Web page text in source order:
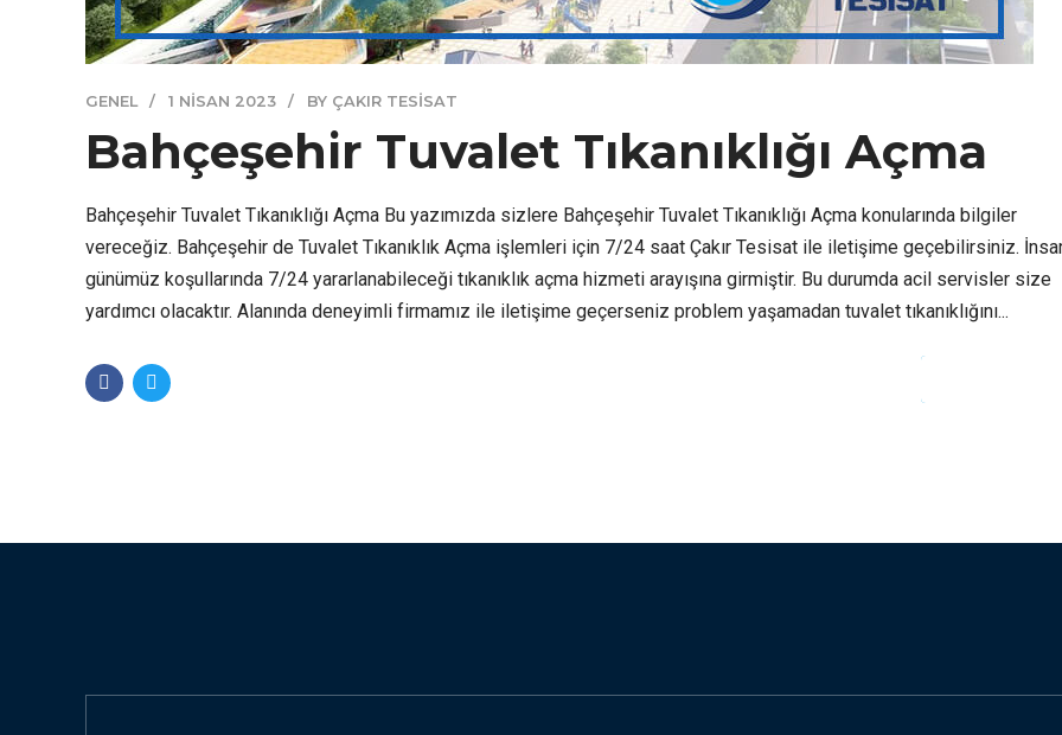
GENEL 1 NISAN 2023 BY ÇAKIR TESISAT
Bahçeşehir Tuvalet Tıkanıklığı Açma
Bahçeşehir Tuvalet Tıkanıklığı Açma Bu yazımızda sizlere Bahçeşehir Tuvalet Tıkanıklığı Açma konularında bilgiler
vereceğiz. Bahçeşehir de Tuvalet Tıkanıklık Açma işlemleri için 7/24 saat Çakır Tesisat ile iletişime geçebilirsiniz.
günümüz koşullarında 7/24 yararlanabileceği tıkanıklık açma hizmeti arayışına girmiştir. Bu durumda acil servisler size
yardımcı olacaktır. Alanında deneyimli firmamız ile iletişime geçerseniz problem yaşamadan tuvalet tıkanıklığını...